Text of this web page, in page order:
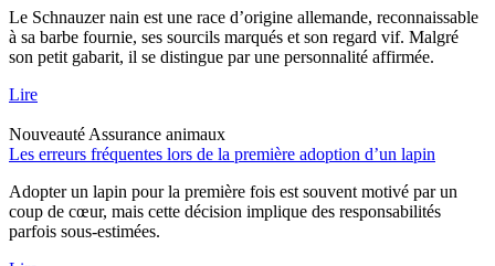
Le Schnauzer nain est une race d’origine allemande, reconnaissable
à sa barbe fournie, ses sourcils marqués et son regard vif. Malgré
son petit gabarit, il se distingue par une personnalité affirmée.
Lire
Nouveauté Assurance animaux
Les erreurs fréquentes lors de la première adoption d’un lapin
Adopter un lapin pour la première fois est souvent motivé par un
coup de cœur, mais cette décision implique des responsabilités
parfois sous-estimées.